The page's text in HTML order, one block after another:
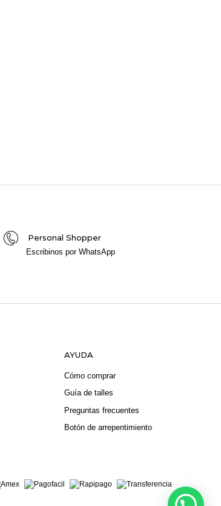
Personal Shopper
Escribinos por WhatsApp
AYUDA
Cómo comprar
Guía de talles
Preguntas frecuentes
Botón de arrepentimiento